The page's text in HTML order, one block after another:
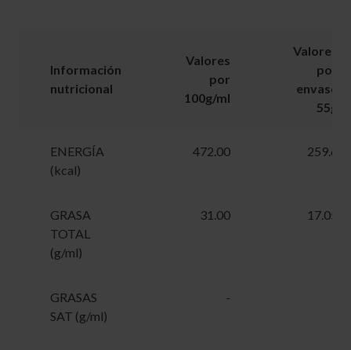
Información
nutricional
Valores
por
100g/ml
Valores
por
envase
55g
ENERGÍA
(kcal)
472.00 259.6
GRASA
TOTAL
(g/ml)
31.00 17.05
GRASAS
SAT (g/ml)
-